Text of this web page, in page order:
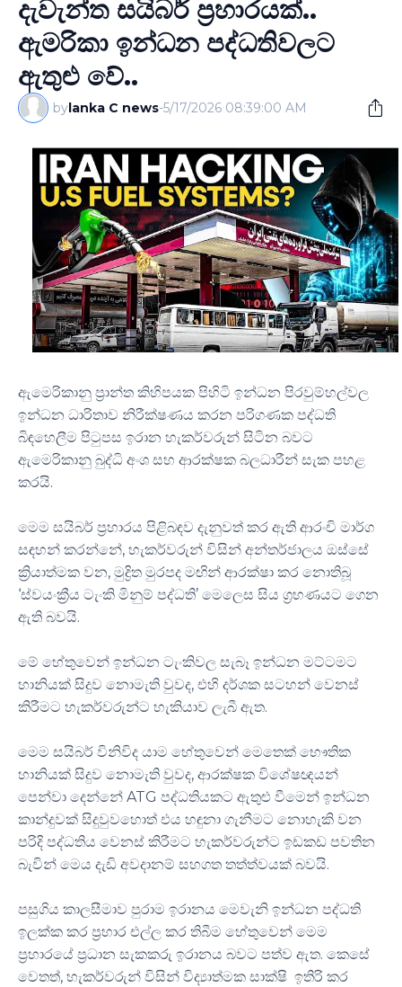
දැවැන්ත සයිබර් ප‍්‍රහාරයක්..
ඇමරිකා ඉන්ධන පද්ධතිවලට
ඇතුළු වේ..
bylanka C news-5/17/2026 08:39:00 AM
ඇමෙරිකානු ප්‍රාන්ත කිහිපයක පිහිටි ඉන්ධන පිරවුම්හල්වල
ඉන්ධන ධාරිතාව නිරීක්ෂණය කරන පරිගණක පද්ධති
බිඳහෙලීම පිටුපස ඉරාන හැකර්වරුන් සිටින බවට
ඇමෙරිකානු බුද්ධි අංශ සහ ආරක්ෂක බලධාරීන් සැක පහළ
කරයි.
මෙම සයිබර් ප්‍රහාරය පිළිබඳව දැනුවත් කර ඇති ආරංචි මාර්ග
සඳහන් කරන්නේ, හැකර්වරුන් විසින් අන්තර්ජාලය ඔස්සේ
ක්‍රියාත්මක වන, මුද්‍රිත මුරපද මඟින් ආරක්ෂා කර නොතිබූ
‘ස්වයංක්‍රීය ටැංකි මිනුම් පද්ධති’ මෙලෙස සිය ග්‍රහණයට ගෙන
ඇති බවයි.
මේ හේතුවෙන් ඉන්ධන ටැංකිවල සැබෑ ඉන්ධන මට්ටමට
හානියක් සිදුව නොමැති වුවද, එහි දර්ශක සටහන් වෙනස්
කිරීමට හැකර්වරුන්ට හැකියාව ලැබී ඇත.
මෙම සයිබර් විනිවිද යාම හේතුවෙන් මෙතෙක් භෞතික
හානියක් සිදුව නොමැති වුවද, ආරක්ෂක විශේෂඥයන්
පෙන්වා දෙන්නේ ATG පද්ධතියකට ඇතුළු වීමෙන් ඉන්ධන
කාන්දුවක් සිදුවුවහොත් එය හඳුනා ගැනීමට නොහැකි වන
පරිදි පද්ධතිය වෙනස් කිරීමට හැකර්වරුන්ට ඉඩකඩ පවතින
බැවින් මෙය දැඩි අවදානම් සහගත තත්ත්වයක් බවයි.
පසුගිය කාලසීමාව පුරාම ඉරානය මෙවැනි ඉන්ධන පද්ධති
ඉලක්ක කර ප්‍රහාර එල්ල කර තිබීම හේතුවෙන් මෙම
ප්‍රහාරයේ ප්‍රධාන සැකකරු ඉරානය බවට පත්ව ඇත. කෙසේ
වෙතත්, හැකර්වරුන් විසින් විද්‍යාත්මක සාක්ෂි ඉතිරි කර